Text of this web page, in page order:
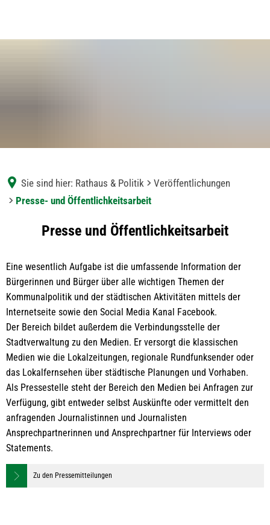
Sie sind hier: Rathaus & Politik
Veröffentlichungen
Presse- und Öffentlichkeitsarbeit
Presse-
Öffentlichkeitsarbeit
Presse und Öffentlichkeitsarbeit
Eine wesentlich Aufgabe ist die umfassende Information der
Bürgerinnen und Bürger über alle wichtigen Themen der
Kommunalpolitik und der städtischen Aktivitäten mittels der
Internetseite sowie den Social Media Kanal Facebook.
Der Bereich bildet außerdem die Verbindungsstelle der
Stadtverwaltung zu den Medien. Er versorgt die klassischen
Medien wie die Lokalzeitungen, regionale Rundfunksender oder
das Lokalfernsehen über städtische Planungen und Vorhaben.
Als Pressestelle steht der Bereich den Medien bei Anfragen zur
Verfügung, gibt entweder selbst Auskünfte oder vermittelt den
anfragenden Journalistinnen und Journalisten
Ansprechpartnerinnen und Ansprechpartner für Interviews oder
Statements.
Zu den Pressemitteilungen